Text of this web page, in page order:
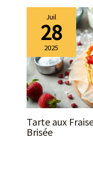
Juil
28
2025
Tarte aux
Brisée